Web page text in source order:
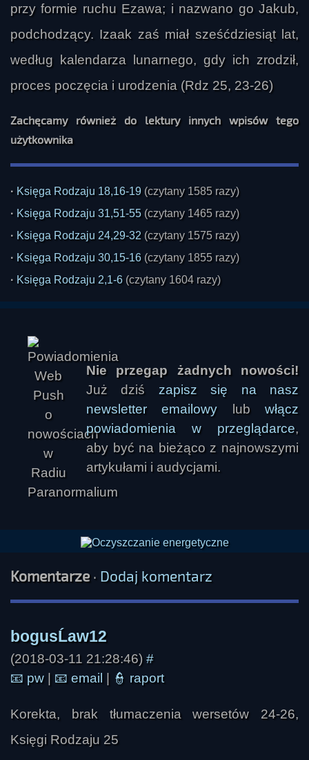
przy formie ruchu Ezawa; i nazwano go Jakub,
podchodzący. Izaak zaś miał sześćdziesiąt lat,
według kalendarza lunarnego, gdy ich zrodził,
proces poczęcia i urodzenia (Rdz 25, 23-26)
Zachęcamy również do lektury innych wpisów tego
użytkownika
· Księga Rodzaju 18,16-19 (czytany 1585 razy)
· Księga Rodzaju 31,51-55 (czytany 1465 razy)
· Księga Rodzaju 24,29-32 (czytany 1575 razy)
· Księga Rodzaju 30,15-16 (czytany 1855 razy)
· Księga Rodzaju 2,1-6 (czytany 1604 razy)
Nie przegap żadnych nowości!
Już dziś zapisz się na nasz
newsletter emailowy lubwłącz
powiadomienia w przeglądarce,
aby być na bieżąco z najnowszymi
artykułami i audycjami.
Komentarze· Dodaj komentarz
bogusĹaw12
(2018-03-11 21:28:46) #
📧 pw 📧 email 👮 raport
Korekta, brak tłumaczenia wersetów 24-26,
Księgi Rodzaju 25